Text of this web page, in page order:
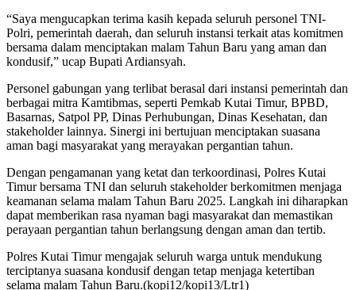
“Saya mengucapkan terima kasih kepada seluruh personel TNI-
Polri, pemerintah daerah, dan seluruh instansi terkait atas komitmen
bersama dalam menciptakan malam Tahun Baru yang aman dan
kondusif,” ucap Bupati Ardiansyah.
Personel gabungan yang terlibat berasal dari instansi pemerintah dan
berbagai mitra Kamtibmas, seperti Pemkab Kutai Timur, BPBD,
Basarnas, Satpol PP, Dinas Perhubungan, Dinas Kesehatan, dan
stakeholder lainnya. Sinergi ini bertujuan menciptakan suasana
aman bagi masyarakat yang merayakan pergantian tahun.
Dengan pengamanan yang ketat dan terkoordinasi, Polres Kutai
Timur bersama TNI dan seluruh stakeholder berkomitmen menjaga
keamanan selama malam Tahun Baru 2025. Langkah ini diharapkan
dapat memberikan rasa nyaman bagi masyarakat dan memastikan
perayaan pergantian tahun berlangsung dengan aman dan tertib.
Polres Kutai Timur mengajak seluruh warga untuk mendukung
terciptanya suasana kondusif dengan tetap menjaga ketertiban
selama malam Tahun Baru.(kopi12/kopi13/Ltr1)